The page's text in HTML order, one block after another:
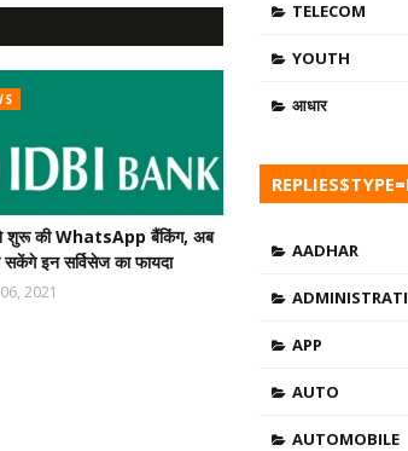
शुरू की WhatsApp बैंकिंग, अब
इन सर्विसेज का फायदा
2021
TELECOM
YOUTH
आधार
AADHAR
APP
AUTO
AUTOMOBILE